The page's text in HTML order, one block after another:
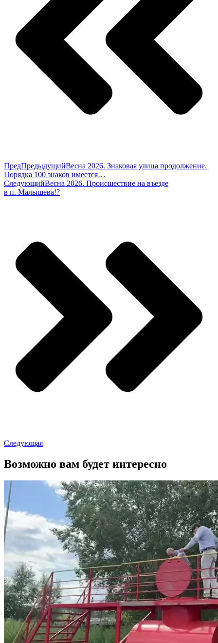
ПредПредыдущийВесна 2026. Знаковая улица продолжение.
Порядка 100 знаков имеется…
СледующийВесна 2026. Происшествие на въезде
в п. Малышева!?
Следующая
Возможно вам будет интересно